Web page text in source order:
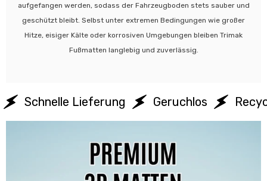
aufgefangen werden, sodass der Fahrzeugboden stets sauber und
geschützt bleibt. Selbst unter extremen Bedingungen wie großer
Hitze, eisiger Kälte oder korrosiven Umgebungen bleiben Trimak
Fußmatten langlebig und zuverlässig.
Schnelle Lieferung Geruchlos